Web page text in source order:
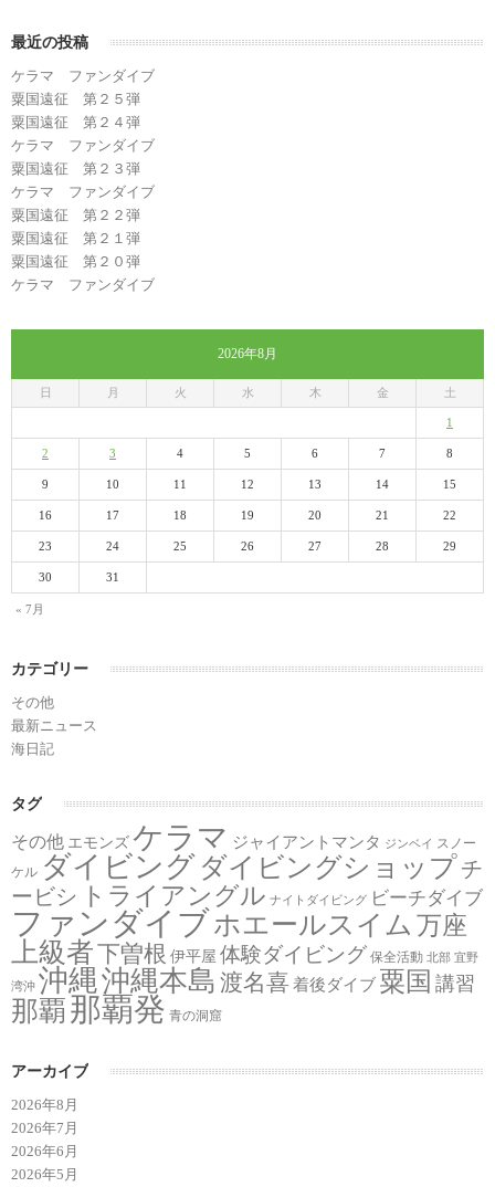
最近の投稿
ケラマ ファンダイブ
粟国遠征 第２５弾
粟国遠征 第２４弾
ケラマ ファンダイブ
粟国遠征 第２３弾
ケラマ ファンダイブ
粟国遠征 第２２弾
粟国遠征 第２１弾
粟国遠征 第２０弾
ケラマ ファンダイブ
2026年8月
日 月 火 水 木 金 土
« 7月
1
2 3 4 5 6 7 8
9 10 11 12 13 14 15
16 17 18 19 20 21 22
23 24 25 26 27 28 29
30 31
カテゴリー
その他
最新ニュース
海日記
タグ
その他 エモンズ ケラマ ジャイアントマンタ ジンベイ
スノー
ケル ダイビング ダイビングショップチ
ービシ トライアングル ナイトダイビング ビーチダイブ
ファンダイブホエールスイム 万座
上級者下曽根 伊平屋 体験ダイビング 保全活動 北部 宜野
湾沖 沖縄沖縄本島 渡名喜 着後ダイブ 粟国 講習
那覇 那覇発 青の洞窟
アーカイブ
2026年8月
2026年7月
2026年6月
2026年5月